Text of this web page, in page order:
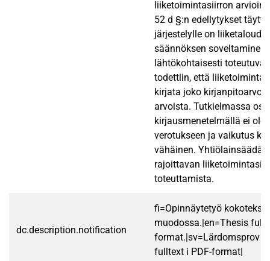
liiketoimintasiirron
52 d §:n edellytykset
järjestelylle on
säännöksen soveltaminen
lähtökohtaisesti
todettiin, että
kirjata joko
arvoista. Tutkielmassa
kirjausmenetelmällä ei ole
verotukseen ja vaikutus
vähäinen.
rajoittavan
toteuttamista.
dc.description.notification
fi=Opinnäytetyö
muodossa.|en=Thesis
format.|sv=Lärdomsprov
fulltext i PDF-format|